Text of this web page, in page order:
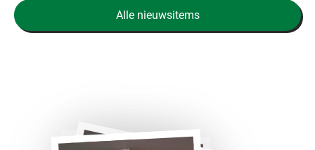
Alle nieuwsitems